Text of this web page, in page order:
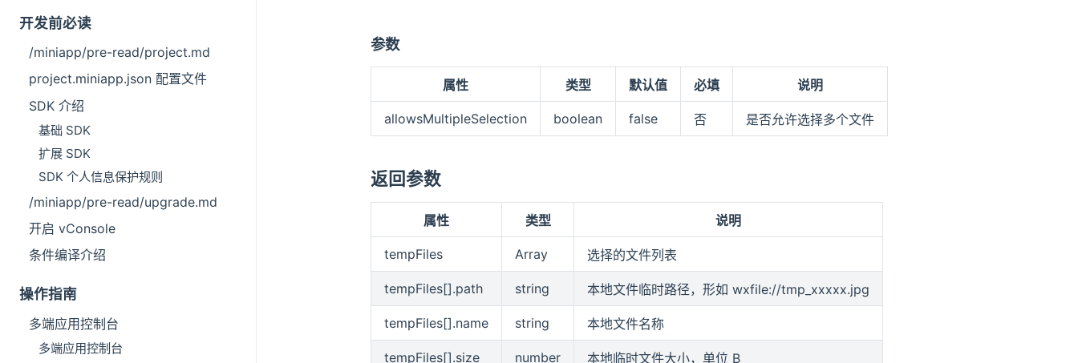
开发前必读
/miniapp/pre-read/project.md
project.miniapp.json 配置文件
SDK 介绍
基础 SDK
扩展 SDK
SDK 个人信息保护规则
/miniapp/pre-read/upgrade.md
开启 vConsole
条件编译介绍
操作指南
多端应用控制台
多端应用控制台
参数
属性 类型 默认值 必填 说明
allowsMultipleSelection boolean false 否 是否允许选择多个文件
返回参数
属性 类型 说明
tempFiles Array 选择的文件列表
tempFiles[].path string 本地文件临时路径，形如 wxfile://tmp_xxxxx.jpg
tempFiles[].name string 本地文件名称
tempFiles[].size number 本地临时文件大小，单位 B